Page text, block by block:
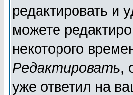
редактировать и
можете
некоторого
Редактировать,
уже ответил на